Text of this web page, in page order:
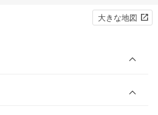
大きな地図